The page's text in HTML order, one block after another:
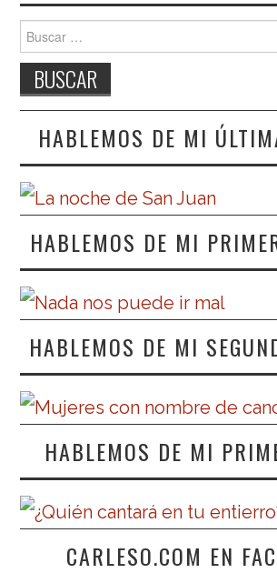
Buscar:
HABLEMOS DE MI
HABLEMOS DE MI
HABLEMOS DE MI
HABLEMOS DE MI
CARLESO.COM EN